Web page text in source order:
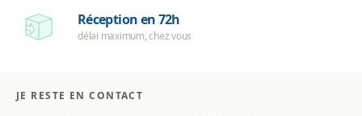
Réception en 72h
délai maximum, chez vous
JE RESTE EN CONTACT